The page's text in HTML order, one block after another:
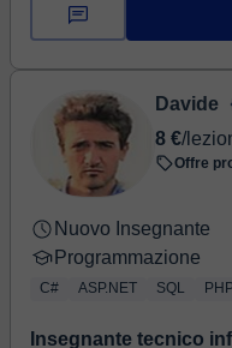
Davide
8 €/
Offre
Nuovo Insegnante
Programmazione
C# ASP.NET SQL
Insegnante tecnico